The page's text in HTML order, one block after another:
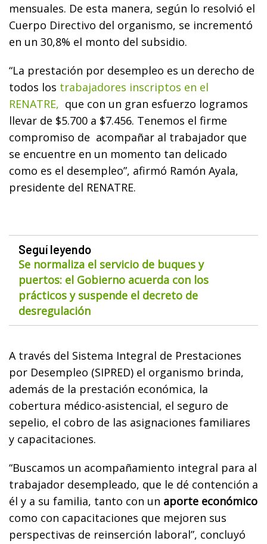
mensuales. De esta manera, según lo resolvió el
Cuerpo Directivo del organismo, se incrementó
en un 30,8% el monto del subsidio.
“La prestación por desempleo es un derecho de
todos los trabajadores inscriptos en el
RENATRE, que con un gran esfuerzo logramos
llevar de $5.700 a $7.456. Tenemos el firme
compromiso de acompañar al trabajador que
se encuentre en un momento tan delicado
como es el desempleo”, afirmó Ramón Ayala,
presidente del RENATRE.
Seguí leyendo
Se normaliza el servicio de buques y
puertos: el Gobierno acuerda con los
prácticos y suspende el decreto de
desregulación
A través del Sistema Integral de Prestaciones
por Desempleo (SIPRED) el organismo brinda,
además de la prestación económica, la
cobertura médico-asistencial, el seguro de
sepelio, el cobro de las asignaciones familiares
y capacitaciones.
“Buscamos un acompañamiento integral para al
trabajador desempleado, que le dé contención a
él y a su familia, tanto con un aporte económico
como con capacitaciones que mejoren sus
perspectivas de reinserción laboral”, concluyó